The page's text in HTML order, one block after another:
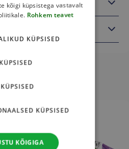
veel meeldida
multiple
kõigi küpsistega vastavalt
Rohkem teavet
KÜPSISED
KÜPSISED
KÕIGIGA